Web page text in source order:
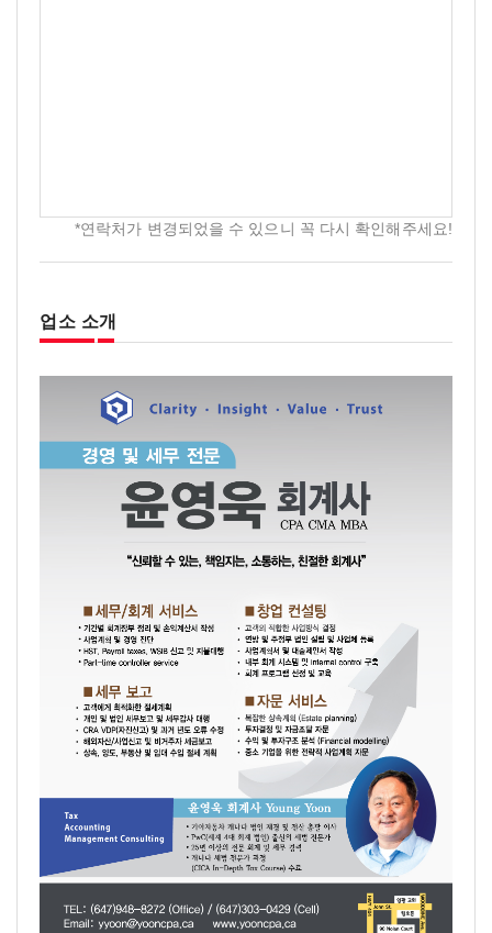
*연락처가 변경되었을 수 있으니 꼭 다시 확인해주세요!
업소 소개